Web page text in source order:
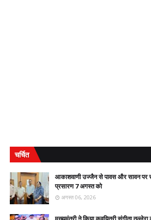
चर्चित
आकाशवाणी उज्जैन से पावस और सावन पर
प्रसारण 7 अगस्त को
अगस्त 06, 2026